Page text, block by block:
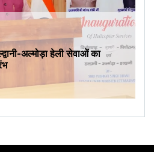
अल्मोड़ा हेली सेवाओं का